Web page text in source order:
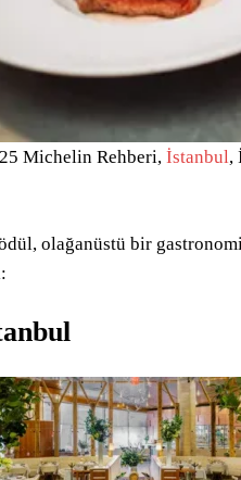
Michelin Rehberi, İstanbul,
olağanüstü bir